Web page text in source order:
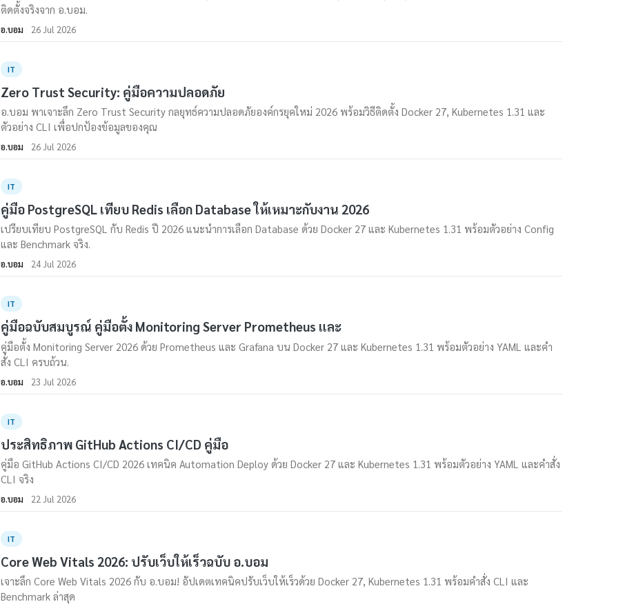
ติดตั้งจริงจาก อ.บอม.
อ.บอม 26 Jul 2026
IT
Zero Trust Security: คู่มือความปลอดภัย
อ.บอม พาเจาะลึก Zero Trust Security กลยุทธ์ความปลอดภัยองค์กรยุคใหม่ 2026 พร้อมวิธีติดตั้ง Docker 27, Kubernetes 1.31 และ
ตัวอย่าง CLI เพื่อปกป้องข้อมูลของคุณ
อ.บอม 26 Jul 2026
IT
คู่มือ PostgreSQL เทียบ Redis เลือก Database ให้เหมาะกับงาน 2026
เปรียบเทียบ PostgreSQL กับ Redis ปี 2026 แนะนำการเลือก Database ด้วย Docker 27 และ Kubernetes 1.31 พร้อมตัวอย่าง Config
และ Benchmark จริง.
อ.บอม 24 Jul 2026
IT
คู่มือฉบับสมบูรณ์ คู่มือตั้ง Monitoring Server Prometheus และ
คู่มือตั้ง Monitoring Server 2026 ด้วย Prometheus และ Grafana บน Docker 27 และ Kubernetes 1.31 พร้อมตัวอย่าง YAML และคำ
สั่ง CLI ครบถ้วน.
อ.บอม 23 Jul 2026
IT
ประสิทธิภาพ GitHub Actions CI/CD คู่มือ
คู่มือ GitHub Actions CI/CD 2026 เทคนิค Automation Deploy ด้วย Docker 27 และ Kubernetes 1.31 พร้อมตัวอย่าง YAML และคำสั่ง
CLI จริง
อ.บอม 22 Jul 2026
IT
Core Web Vitals 2026: ปรับเว็บให้เร็วฉบับ อ.บอม
เจาะลึก Core Web Vitals 2026 กับ อ.บอม! อัปเดตเทคนิคปรับเว็บให้เร็วด้วย Docker 27, Kubernetes 1.31 พร้อมคำสั่ง CLI และ
Benchmark ล่าสุด